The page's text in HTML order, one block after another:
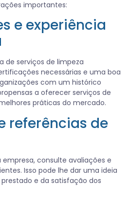
importantes:
e experiência
de serviços de limpeza
necessárias e uma boa
com um histórico
a oferecer serviços de
práticas do mercado.
referências de
consulte avaliações e
Isso pode lhe dar uma ideia
e da satisfação dos